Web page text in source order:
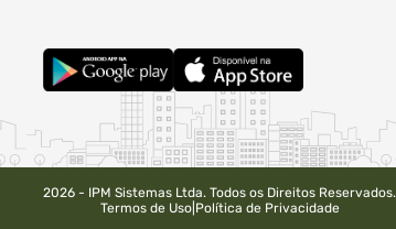
2026 - IPM Sistemas Ltda. Todos os Direitos Reservados.
Termos de Uso| Política de Privacidade